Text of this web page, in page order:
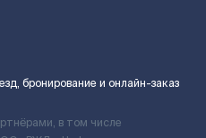
бронирование и онлайн-заказ
в том числе